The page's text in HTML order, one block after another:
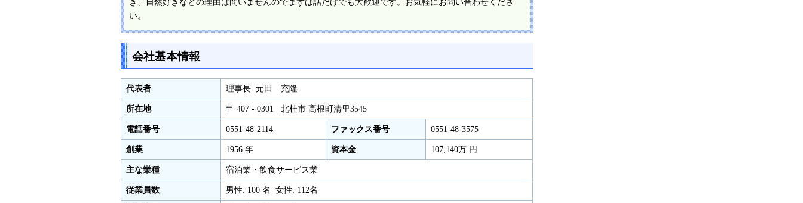
い。
会社基本情報
代表者 理事長 元田 充隆
所在地 〒 407 - 0301 北杜市 高根町清里3545
電話番号 0551-48-2114 ファックス番号 0551-48-3575
創業 1956 年 資本金 107,140万 円
主な業種 宿泊業・飲食サービス業
従業員数 男性: 100 名 女性: 112名